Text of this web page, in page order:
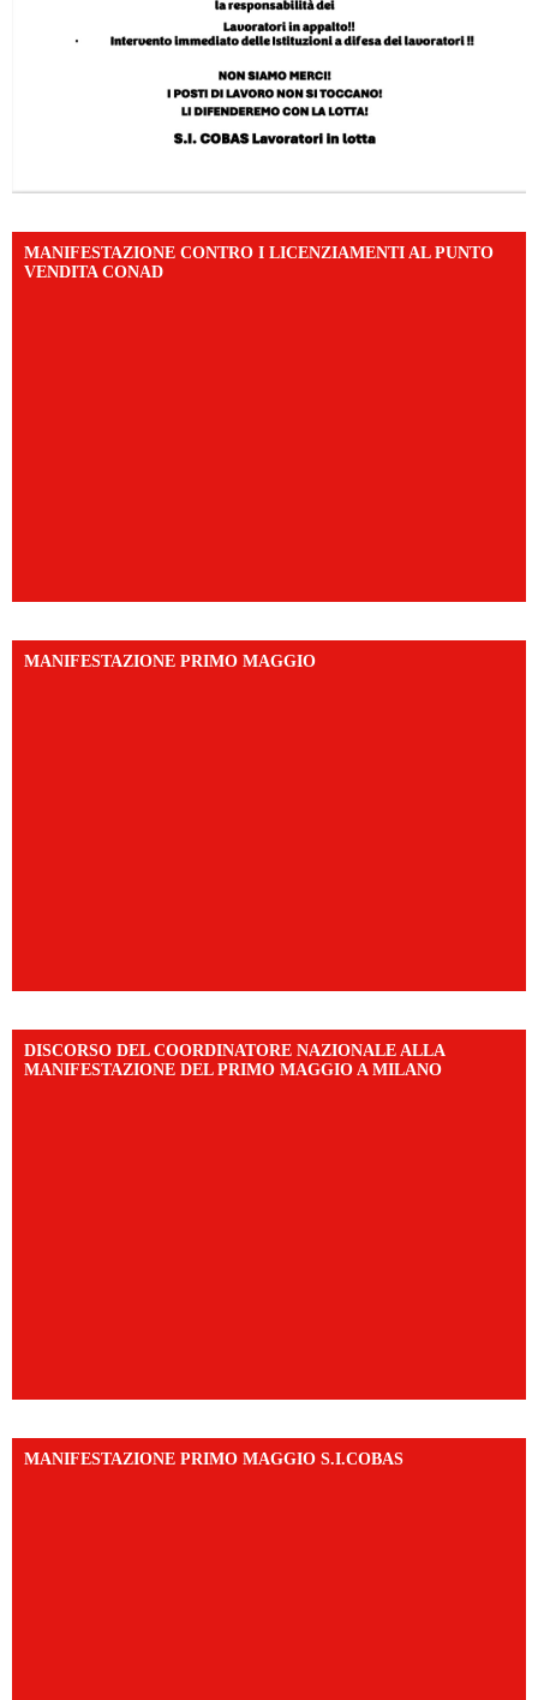
MANIFESTAZIONE CONTRO I LICENZIAMENTI AL PUNTO
VENDITA CONAD
MANIFESTAZIONE PRIMO MAGGIO
DISCORSO DEL COORDINATORE NAZIONALE ALLA
MANIFESTAZIONE DEL PRIMO MAGGIO A MILANO
MANIFESTAZIONE PRIMO MAGGIO S.I.COBAS